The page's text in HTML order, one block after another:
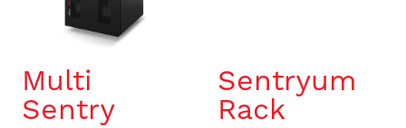
Multi
Sentry
Sentryum
Rack